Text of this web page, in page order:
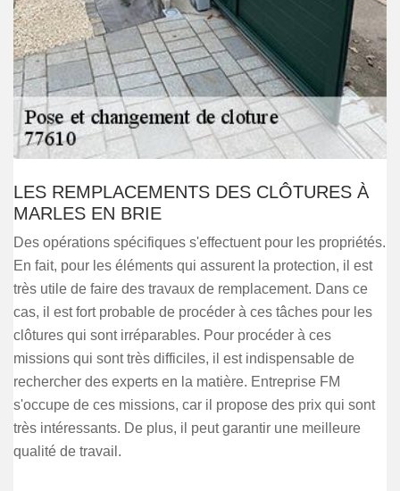
LES REMPLACEMENTS DES CLÔTURES À
MARLES EN BRIE
Des opérations spécifiques s'effectuent pour les propriétés.
En fait, pour les éléments qui assurent la protection, il est
très utile de faire des travaux de remplacement. Dans ce
cas, il est fort probable de procéder à ces tâches pour les
clôtures qui sont irréparables. Pour procéder à ces
missions qui sont très difficiles, il est indispensable de
rechercher des experts en la matière. Entreprise FM
s'occupe de ces missions, car il propose des prix qui sont
très intéressants. De plus, il peut garantir une meilleure
qualité de travail.